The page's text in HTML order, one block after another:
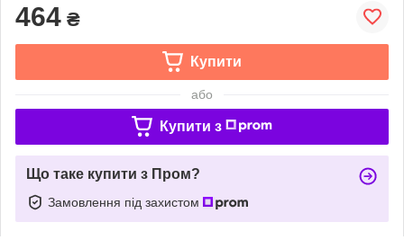
464 ₴
Купити
або
Купити з
Що таке купити з Пром?
Замовлення під захистом